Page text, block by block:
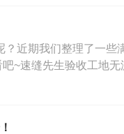
近期我们整理了一些
~速缝先生验收工地